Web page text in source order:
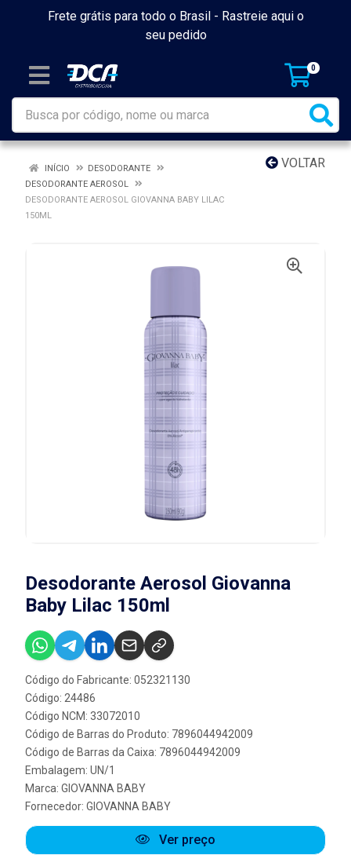
Frete grátis para todo o Brasil - Rastreie aqui o
seu pedido
0
VOLTAR
INÍCIO
DESODORANTE
DESODORANTE AEROSOL
DESODORANTE AEROSOL GIOVANNA BABY LILAC
150ML
Desodorante Aerosol Giovanna
Baby Lilac 150ml
Código do Fabricante: 052321130
Código: 24486
Código NCM: 33072010
Código de Barras do Produto: 7896044942009
Código de Barras da Caixa: 7896044942009
Embalagem: UN/1
Marca: GIOVANNA BABY
Fornecedor: GIOVANNA BABY
Ver preço